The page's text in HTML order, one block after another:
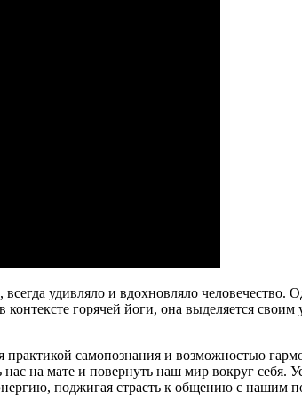
удивляло и вдохновляло человечество.
горячей йоги, она выделяется
самопознания и возможностью
на мате и повернуть наш мир вокруг
поджигая страсть к общению с нашим